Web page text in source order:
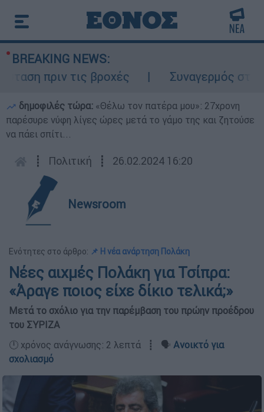
BREAKING NEWS:
πριν τις βροχές
Συναγερμός στον
δημοφιλές τώρα: «Θέλω τον πατέρα μου»: 27χρονη
παρέσυρε νύφη λίγες ώρες μετά το γάμο της και ζητούσε
να πάει σπίτι...
┋ Πολιτική ┋ 26.02.2024 16:20
Newsroom
Ενότητες στο άρθρο: 📌 Η νέα ανάρτηση Πολάκη
Νέες αιχμές Πολάκη για Τσίπρα:
«Άραγε ποιος είχε δίκιο τελικά;»
Μετά το σχόλιο για την παρέμβαση του πρώην προέδρου
του ΣΥΡΙΖΑ
🕛 χρόνος ανάγνωσης: 2 λεπτά ┋ 🗣️ Ανοικτό για
σχολιασμό